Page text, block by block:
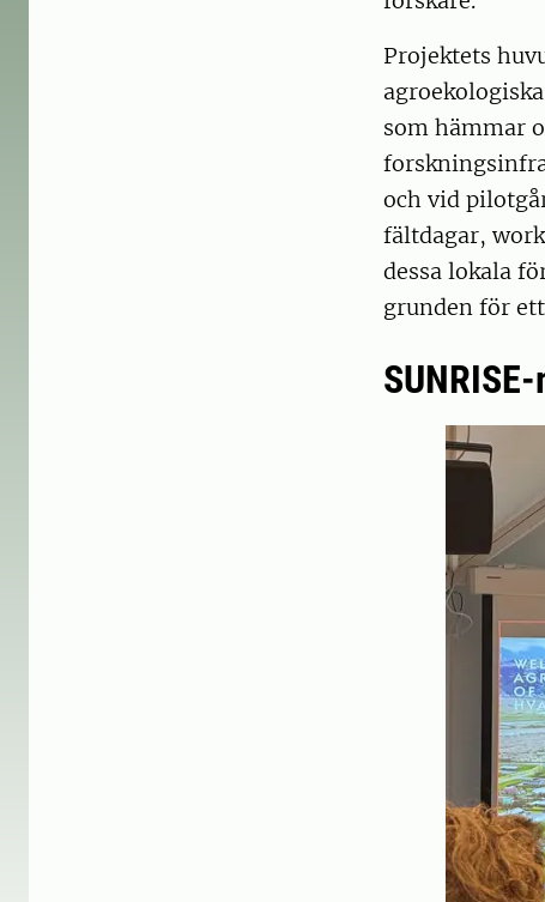
Projektets
som hämmar
och vid
fältdagar,
dessa lokala
grunden för